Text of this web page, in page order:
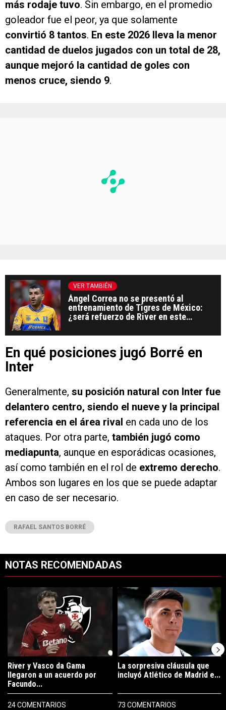
más rodaje tuvo. Sin embargo, en el promedio
goleador fue el peor, ya que solamente
convirtió 8 tantos. En este 2026 lleva la menor
cantidad de duelos jugados con un total de 28,
aunque mejoró la cantidad de goles con
menos cruce, siendo 9.
VER TAMBIÉN
Ángel Correa no se presentó al
entrenamiento de Tigres de México:
¿será refuerzo de River en este
En qué posiciones jugó Borré en
Inter
Generalmente, su posición natural con Inter fue
delantero centro, siendo el nueve y la principal
referencia en el área rival en cada uno de los
ataques. Por otra parte, también jugó como
mediapunta, aunque en esporádicas ocasiones,
así como también en el rol de extremo derecho.
Ambos son lugares en los que se puede adaptar
en caso de ser necesario.
RAFAEL SANTOS BORRÉ
NOTAS RECOMENDADAS
Un artículo de tendencia con el título "River y Vasco da Gama
River y Vasco da Gama
llegaron a un acuerdo por
Facundo...
24 COMENTARIOS
Un artículo de tendencia con el
La sorpresiva cláusula que
incluyó Atlético de Madrid e...
73 COMENTARIOS